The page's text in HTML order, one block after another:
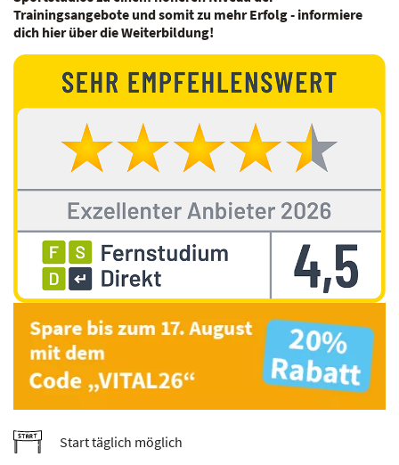
Trainingsangebote und somit zu mehr Erfolg - informiere
dich hier über die Weiterbildung!
Start täglich möglich